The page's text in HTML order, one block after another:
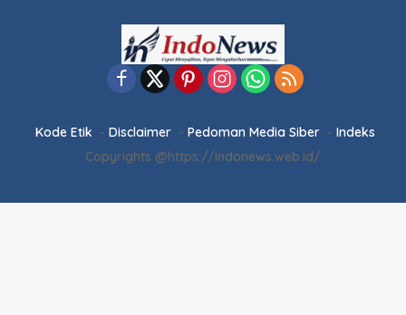
Kode Etik Disclaimer Pedoman Media Siber
Indeks
Copyrights @https://indonews.web.id/